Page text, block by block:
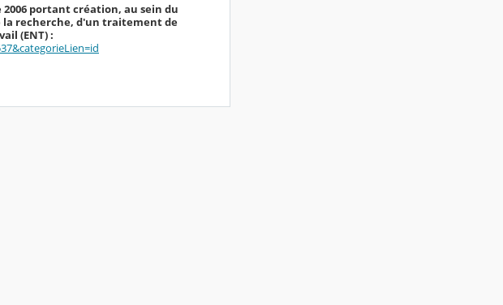
2006 portant création, au sein du
recherche, d'un traitement de
(ENT) :